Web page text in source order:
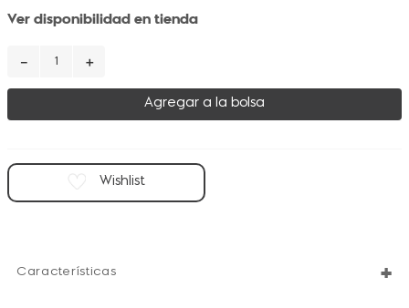
Ver disponibilidad en tienda
＋
－
Agregar a la bolsa
Características +